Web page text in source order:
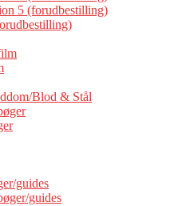
5 (forudbestilling)
Blod & Stål
guides
guides